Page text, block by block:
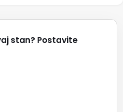
stan? Postavite